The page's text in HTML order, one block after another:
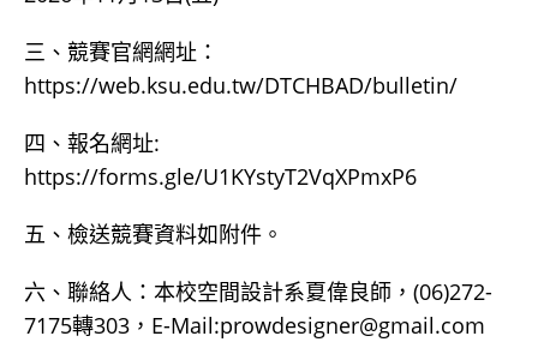
三、競賽官網網址：
https://web.ksu.edu.tw/DTCHBAD/bulletin/
四、報名網址:
https://forms.gle/U1KYstyT2VqXPmxP6
五、檢送競賽資料如附件。
六、聯絡人：本校空間設計系夏偉良師，(06)272-
7175轉303，E-Mail:prowdesigner@gmail.com